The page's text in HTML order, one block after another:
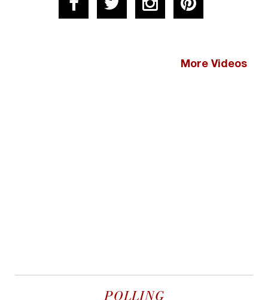
More Videos